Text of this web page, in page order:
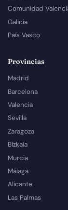
Comunidad
Galicia
País Vasco
Provincias
Madrid
Barcelona
Valencia
Sevilla
Zaragoza
Bizkaia
Murcia
Málaga
Alicante
Las Palmas